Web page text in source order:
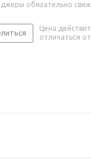
обязательно
Цена
отличаться